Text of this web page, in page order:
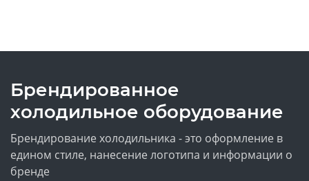
Брендированное
холодильное оборудование
Брендирование холодильника - это оформление в
едином стиле, нанесение логотипа и информации о
бренде